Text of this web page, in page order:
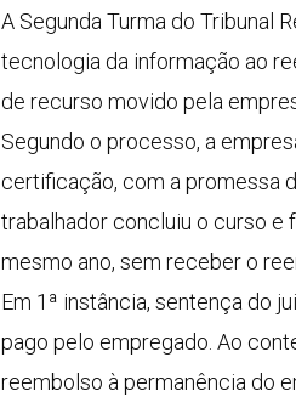
A Segunda Turma do Tribunal
tecnologia da informação ao
de recurso movido pela
Segundo o processo, a
certificação, com a promessa
trabalhador concluiu o curso e
mesmo ano, sem receber o
Em 1ª instância, sentença do
pago pelo empregado. Ao
reembolso à permanência do